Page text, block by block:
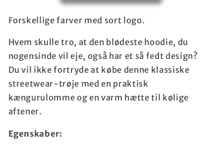
i
bomuld
med
kængurulomme
design
i
bomuld
med
kængurulomme
Forskellige farver med sort logo.
Hvem skulle tro, at den blødeste hoodie, du
nogensinde vil eje, også har et så fedt design?
Du vil ikke fortryde at købe denne klassiske
streetwear-trøje med en praktisk
kængurulomme og en varm hætte til kølige
aftener.
Egenskaber: